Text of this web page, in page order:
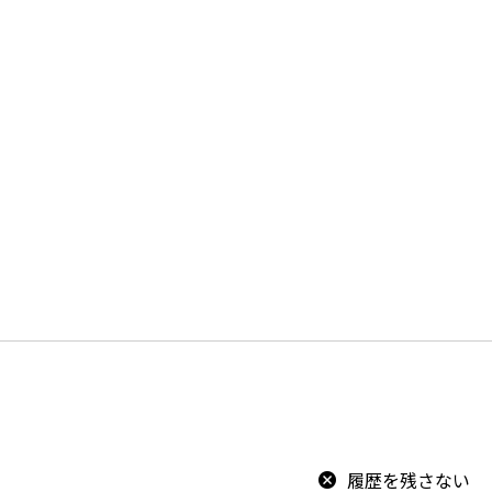
履歴を残さない